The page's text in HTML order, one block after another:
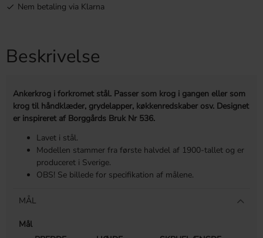
Nem betaling via Klarna
Beskrivelse
Ankerkrog i forkromet stål. Passer som krog i gangen eller som
krog til håndklæder, grydelapper, køkkenredskaber osv. Designet
er inspireret af Borggårds Bruk Nr 536.
Lavet i stål.
Modellen stammer fra første halvdel af 1900-tallet og er
produceret i Sverige.
OBS! Se billede for specifikation af målene.
MÅL
Mål